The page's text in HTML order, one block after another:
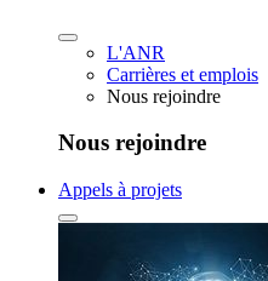
L'ANR
Carrières et emplois
Nous rejoindre
Nous rejoindre
Appels à projets